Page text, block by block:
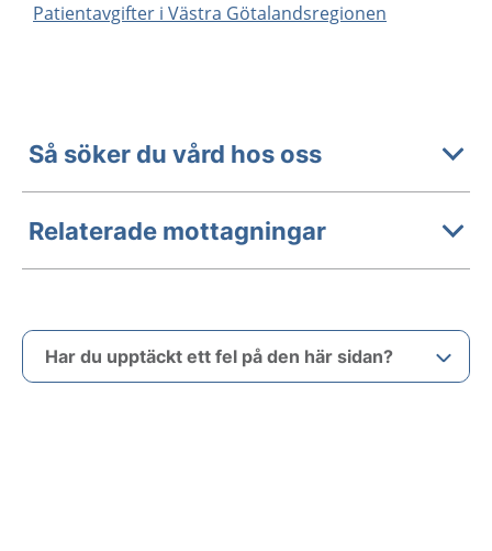
Patientavgifter i Västra Götalandsregionen
Så söker du vård hos oss
Relaterade mottagningar
Har du upptäckt ett fel på den här sidan?